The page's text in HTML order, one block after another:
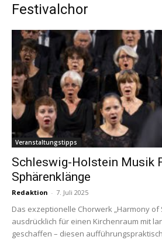
Festivalchor
Veranstaltungstipps
Schleswig-Holstein Musik
Sphärenklänge
Redaktion - 7. Juli 2025
Das exzeptionelle Chorwerk „Harmony of
ausdrücklich für einen Kirchenraum mit
geschaffen – diesen